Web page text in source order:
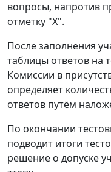
вопросы, напротив
отметку "X".
После заполнения
таблицы ответов на
Комиссии в
определяет
ответов путём
По окончании
подводит итоги
решение о допуске